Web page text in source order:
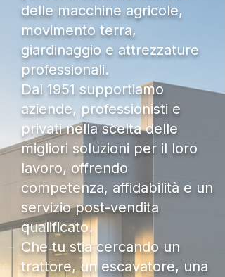
delle macchine agricole,
movimento terra,
giardinaggio e attrezzature
professionali.
Dal 1951 supportiamo
aziende, professionisti e
privati nella scelta delle
migliori soluzioni per il loro
lavoro, offrendo
competenza, affidabilità e un
servizio post-vendita
qualificato.
Che tu stia cercando un
trattore, un escavatore, una